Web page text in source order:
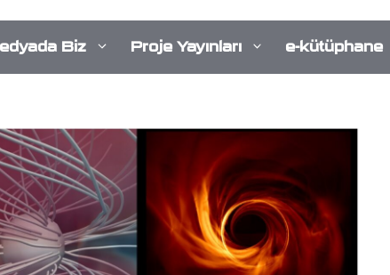
Biz Proje Yayınları e-kütüphane